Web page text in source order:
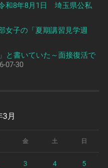
和8年8月1日 埼玉県公私
女子の「夏期講習見学週
と書いていた～面接復活で
07-30
3月
金 土 日
3 4 5